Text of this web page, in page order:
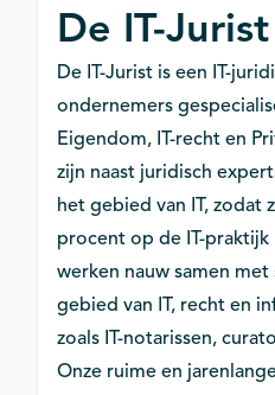
De IT-Jurist
De IT-Jurist is een IT-
ondernemers
Eigendom, IT-recht en
zijn naast juridisch
het gebied van IT, zodat
procent op de IT-praktijk
werken nauw samen
gebied van IT, recht en
zoals IT-notarissen,
Onze ruime en